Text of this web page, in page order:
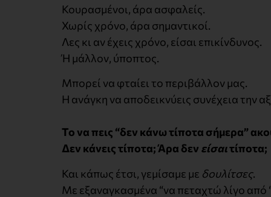
Κουρασμένοι, άρα ασφαλείς.
Χωρίς χρόνο, άρα σημαντικοί.
Λες κι αν έχεις χρόνο, είσαι επικίνδυνος.
Ή μάλλον, ύποπτος.
Μπορεί να φταίει το περιβάλλον μας.
Η ανάγκη να αποδεικνύεις συνέχεια την
Το να πεις “δεν κάνω τίποτα σήμερα”
Δεν κάνεις τίποτα; Άρα δεν είσαιτίποτα;
Και κάπως έτσι, γεμίσαμε με δουλίτσες.
Με εξαναγκασμένα “να πεταχτώ λίγο από